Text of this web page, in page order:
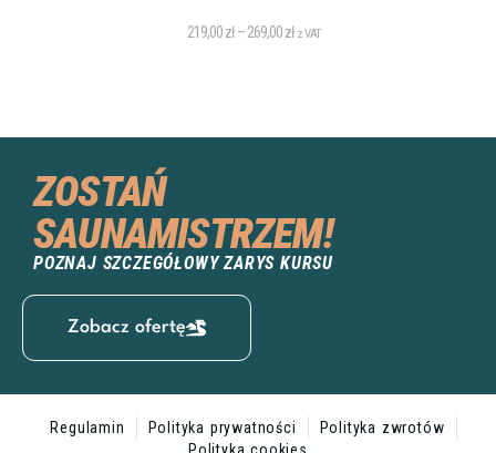
219,00zł – 269,00zł z VAT
ZOSTAŃ
SAUNAMISTRZEM!
POZNAJ SZCZEGÓŁOWY ZARYS KURSU
Zobacz ofertę
Regulamin Polityka prywatności
Polityka zwrotów